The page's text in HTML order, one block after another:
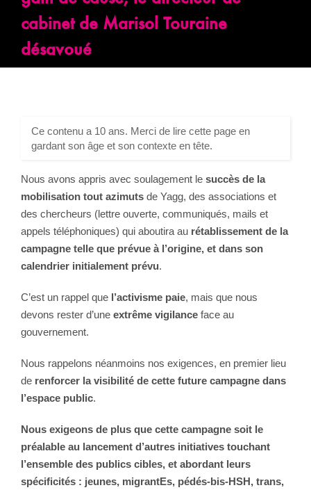
cabinet de Marisol Touraine
désavoué
Ce contenu a 10 ans. Merci de lire cette page en
gardant son âge et son contexte en tête.
Nous avons appris avec soulagement le succès de la
mobilisation tout azimuts de Yagg, des associations et
des chercheurs (lettre ouverte, communiqués, mails et
appels téléphoniques) qui aboutira au rétablissement de la
campagne telle que prévue à l’origine, et dans son
calendrier initialement prévu.
C’est un rappel que l’activisme paie, mais que nous
devons rester d’une extrême vigilance face au
gouvernement.
Nous rappelons néanmoins nos exigences, en premier lieu
de renforcer la visibilité de cette future campagne dans
l’espace public.
Nous exigeons de plus que cette campagne soit le
préalable au lancement d’autres initiatives touchant
l’ensemble des publics cibles, et abordant leurs
spécificités : jeunes, migrantEs, pédés-bis-HSH, trans,